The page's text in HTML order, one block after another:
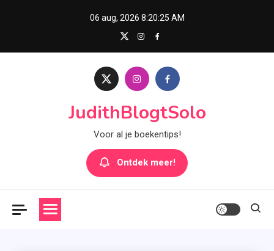
06 aug, 2026 8:20:26 AM
JudithBlogtSolo
Voor al je boekentips!
Ontdek meer!